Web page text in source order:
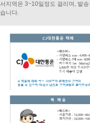
서지역은 3~10일정도 걸리며, 발
습니다.